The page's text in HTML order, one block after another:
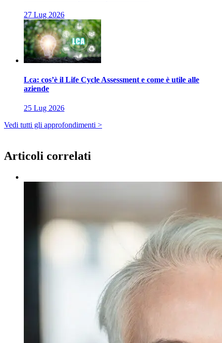
27 Lug 2026
Lca: cos’è il Life Cycle Assessment e come è utile alle
aziende
25 Lug 2026
Vedi tutti gli approfondimenti >
Articoli correlati